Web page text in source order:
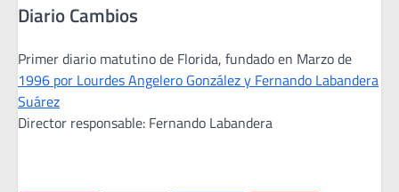
Diario Cambios
Primer diario matutino de Florida, fundado en Marzo de
1996 por Lourdes Angelero González y Fernando Labandera
Suárez
Director responsable: Fernando Labandera